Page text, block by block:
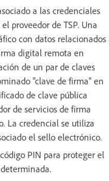
a las credenciales
proveedor de TSP. Una
con datos relacionados
digital remota en
de un par de claves
"clave de firma" en
de clave pública
de servicios de firma
La credencial se utiliza
el sello electrónico.
PIN para proteger el